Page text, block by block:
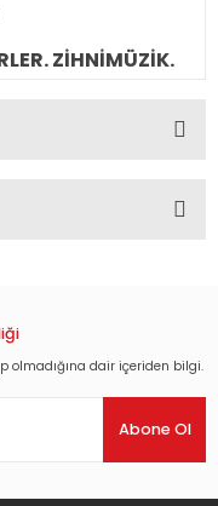
ZİHNİMÜZİK.
olmadığına dair içeriden bilgi.
Abone Ol